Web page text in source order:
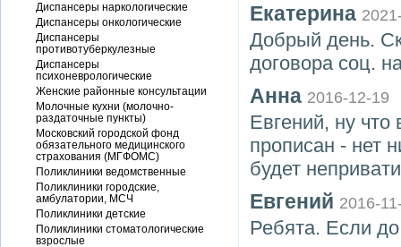
Екатерина
Добрый день.
договора соц.
Анна 2016-12-19
Евгений, ну что
прописан - нет
будет
Евгений 2016-
Ребята. Если до
Диспансеры наркологические
Диспансеры онкологические
Диспансеры
противотуберкулезные
Диспансеры
психоневрологические
Женские районные консультации
Молочные кухни (молочно-
раздаточные пункты)
Московский городской фонд
обязательного медицинского
страхования (МГФОМС)
Поликлиники ведомственные
Поликлиники городские,
амбулатории, МСЧ
Поликлиники детские
Поликлиники стоматологические
взрослые